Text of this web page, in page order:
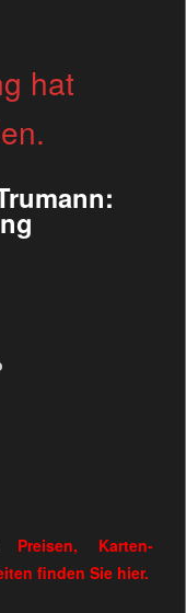
hat
Preisen, Karten-
finden Sie hier.